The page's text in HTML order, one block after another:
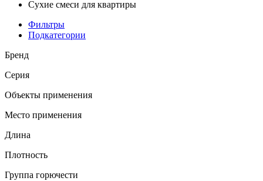
Сухие смеси для квартиры
Фильтры
Подкатегории
Бренд
Серия
Объекты применения
Место применения
Длина
Плотность
Группа горючести